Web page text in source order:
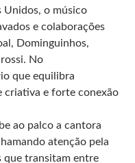
Unidos, o músico
e colaborações
Dominguinhos,
No
que equilibra
criativa e forte conexão
ao palco a cantora
atenção pela
que transitam entre